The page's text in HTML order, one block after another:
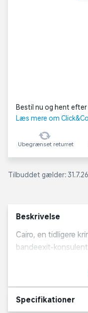
Bestil nu og hent
Læs mere om
Ubegrænset returret
Tilbuddet gælder: 31.7.26
Beskrivelse
Cairo, en tidligere
bandeexit-
desperation og
tidligere ven, den
hjælp. Men hvad der
eftersøgning,
Specifikationer